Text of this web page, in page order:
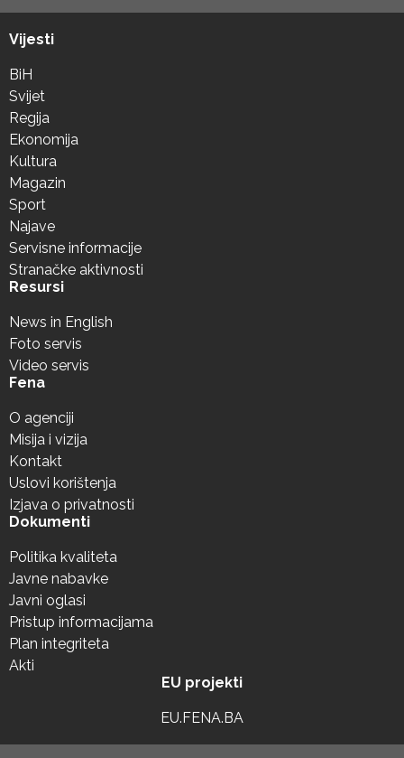
Vijesti
BiH
Svijet
Regija
Ekonomija
Kultura
Magazin
Sport
Najave
Servisne informacije
Stranačke aktivnosti
Resursi
News in English
Foto servis
Video servis
Fena
O agenciji
Misija i vizija
Kontakt
Uslovi korištenja
Izjava o privatnosti
Dokumenti
Politika kvaliteta
Javne nabavke
Javni oglasi
Pristup informacijama
Plan integriteta
Akti
EU projekti
EU.FENA.BA